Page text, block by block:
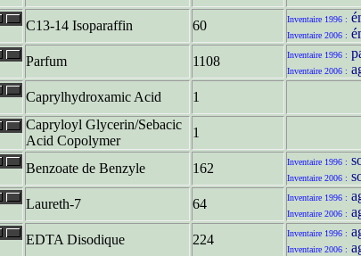
C13-14 Isoparaffin 60 Inventaire 1996 :
Inventaire 2006 :
Parfum 1108 Inventaire 1996 :
Inventaire 2006 :
Caprylhydroxamic Acid
1
Capryloyl Glycerin/Sebacic
Acid Copolymer
1
Benzoate de Benzyle 162 Inventaire 1996 :
Inventaire 2006 :
Laureth-7 64 Inventaire 1996 :
Inventaire 2006 :
EDTA Disodique 224 Inventaire 1996 :
Inventaire 2006 :